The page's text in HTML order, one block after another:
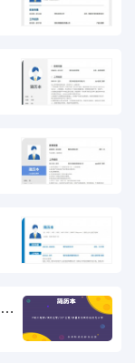
项目 经历怎么写